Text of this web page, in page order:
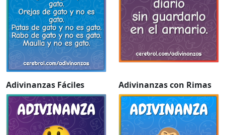
Adivinanzas Fáciles Adivinanzas con Rimas